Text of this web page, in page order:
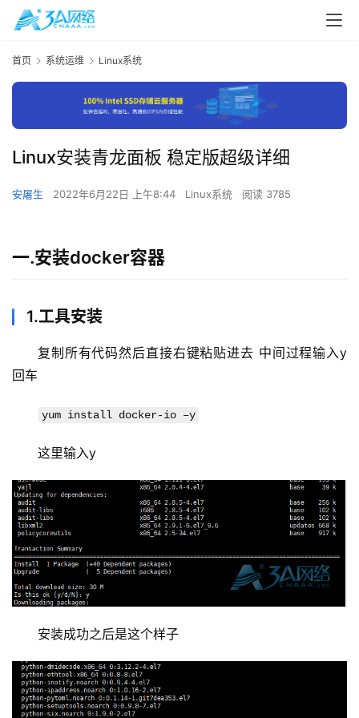
基
础
运
维
首页 系统运维 Linux系统
Linux安装青龙面板 稳定版超级详细
安屠生 2022年6月22日 上午8:44 Linux系统 阅读 3785
一.安装docker容器
1.工具安装
复制所有代码然后直接右键粘贴进去 中间过程输入y
回车
yum install docker-io –y
这里输入y
安装成功之后是这个样子